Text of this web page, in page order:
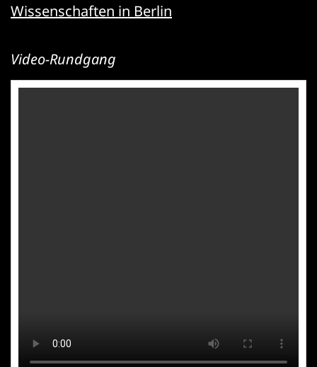
Wissenschaften in Berlin
Video-Rundgang